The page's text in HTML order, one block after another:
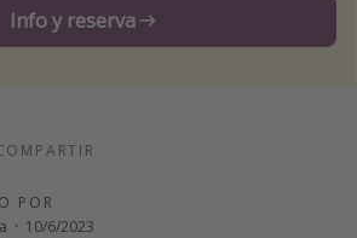
Info y reserva
POR
· 10/6/2023